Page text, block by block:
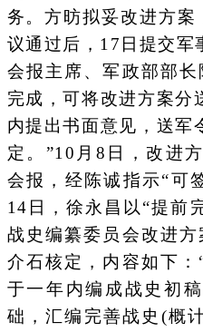
务。方昉拟妥改进方
议通过后，17日提交军
会报主席、军政部部
完成，可将改进方案分
内提出书面意见，送军
定。”10月8日，改进
会报，经陈诚指示“可
14日，徐永昌以“提前
战史编纂委员会改进
介石核定，内容如下：
于一年内编成战史初
础，汇编完善战史(概